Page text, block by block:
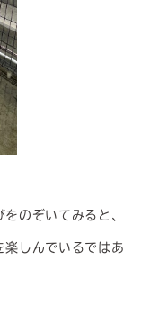
のぞいてみると、
楽しんでいるではあ